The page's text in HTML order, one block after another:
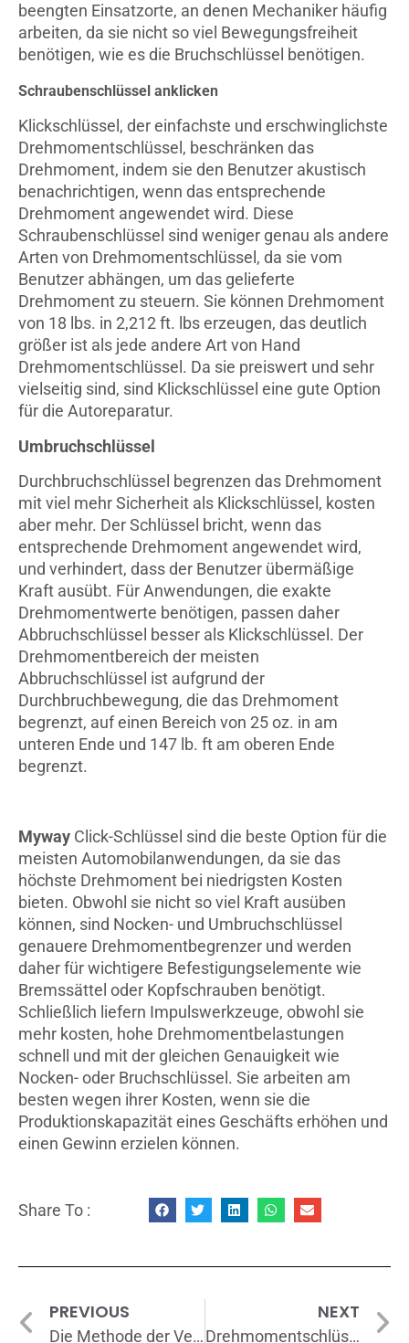
beengten Einsatzorte, an denen Mechaniker häufig
arbeiten, da sie nicht so viel Bewegungsfreiheit
benötigen, wie es die Bruchschlüssel benötigen.
Schraubenschlüssel anklicken
Klickschlüssel, der einfachste und erschwinglichste
Drehmomentschlüssel, beschränken das
Drehmoment, indem sie den Benutzer akustisch
benachrichtigen, wenn das entsprechende
Drehmoment angewendet wird. Diese
Schraubenschlüssel sind weniger genau als andere
Arten von Drehmomentschlüssel, da sie vom
Benutzer abhängen, um das gelieferte
Drehmoment zu steuern. Sie können Drehmoment
von 18 lbs. in 2,212 ft. lbs erzeugen, das deutlich
größer ist als jede andere Art von Hand
Drehmomentschlüssel. Da sie preiswert und sehr
vielseitig sind, sind Klickschlüssel eine gute Option
für die Autoreparatur.
Umbruchschlüssel
Durchbruchschlüssel begrenzen das Drehmoment
mit viel mehr Sicherheit als Klickschlüssel, kosten
aber mehr. Der Schlüssel bricht, wenn das
entsprechende Drehmoment angewendet wird,
und verhindert, dass der Benutzer übermäßige
Kraft ausübt. Für Anwendungen, die exakte
Drehmomentwerte benötigen, passen daher
Abbruchschlüssel besser als Klickschlüssel. Der
Drehmomentbereich der meisten
Abbruchschlüssel ist aufgrund der
Durchbruchbewegung, die das Drehmoment
begrenzt, auf einen Bereich von 25 oz. in am
unteren Ende und 147 lb. ft am oberen Ende
begrenzt.
Myway Click-Schlüssel sind die beste Option für die
meisten Automobilanwendungen, da sie das
höchste Drehmoment bei niedrigsten Kosten
bieten. Obwohl sie nicht so viel Kraft ausüben
können, sind Nocken- und Umbruchschlüssel
genauere Drehmomentbegrenzer und werden
daher für wichtigere Befestigungselemente wie
Bremssättel oder Kopfschrauben benötigt.
Schließlich liefern Impulswerkzeuge, obwohl sie
mehr kosten, hohe Drehmomentbelastungen
schnell und mit der gleichen Genauigkeit wie
Nocken- oder Bruchschlüssel. Sie arbeiten am
besten wegen ihrer Kosten, wenn sie die
Produktionskapazität eines Geschäfts erhöhen und
einen Gewinn erzielen können.
Share To :
PREVIOUS
Die Methode der Verwendung eines Drehmomentschlüssels
NEXT
Drehmomentschlüssel und seine verschiedenen Arten?